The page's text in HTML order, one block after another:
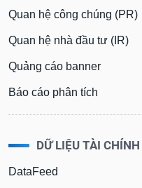
Quan hệ công chúng (PR)
Quan hệ nhà đầu tư (IR)
Quảng cáo banner
Báo cáo phân tích
DỮ LIỆU TÀI CHÍNH
DataFeed